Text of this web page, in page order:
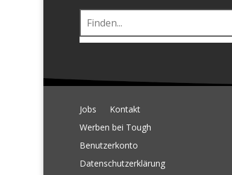
Jobs
Kontakt
Werben bei Tough
Benutzerkonto
Datenschutzerklärung